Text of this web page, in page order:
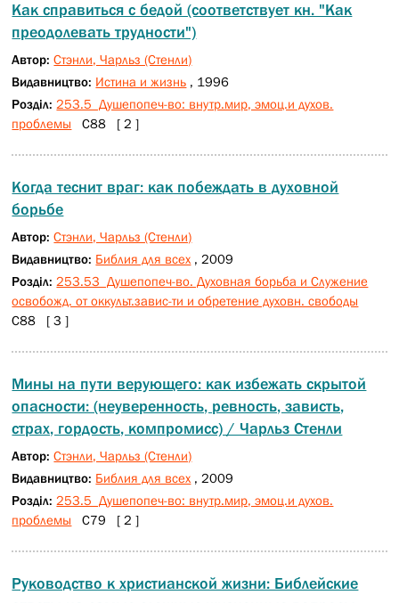
Как справиться с бедой (соответствует кн. "Как
преодолевать трудности")
Автор:Стэнли, Чарльз (Стенли)
Видавництво: Истина и жизнь , 1996
Розділ: 253.5 Душепопеч-во: внутр.мир, эмоц.и духов.
проблемы С88 [ 2 ]
Когда теснит враг: как побеждать в духовной
борьбе
Автор:Стэнли, Чарльз (Стенли)
Видавництво: Библия для всех , 2009
Розділ: 253.53 Душепопеч-во. Духовная борьба и Служение
освобожд. от оккульт.завис-ти и обретение духовн. свободы
С88 [ 3 ]
Мины на пути верующего: как избежать скрытой
опасности: (неуверенность, ревность, зависть,
страх, гордость, компромисс) / Чарльз Стенли
Автор:Стэнли, Чарльз (Стенли)
Видавництво: Библия для всех , 2009
Розділ: 253.5 Душепопеч-во: внутр.мир, эмоц.и духов.
проблемы С79 [ 2 ]
Руководство к христианской жизни: Библейские